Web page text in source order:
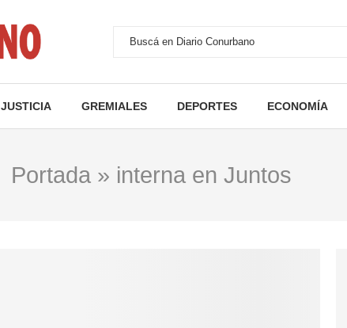
JUSTICIA GREMIALES DEPORTES ECONOMÍA
Portada» interna en Juntos